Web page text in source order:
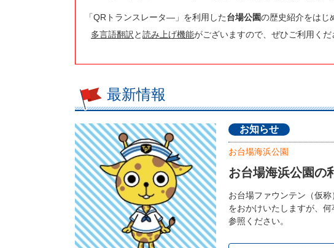
「QRトランスレータ―」を利用した台場公園の歴史紹介をはじ
多言語翻訳 と読み上げ機能がございますので、ぜひご利用くだ
最新情報
お知らせ
お台場海浜公園
お台場海浜公園の
お台場ファウンテン（仮
をおかけいたしますが、
参照ください。